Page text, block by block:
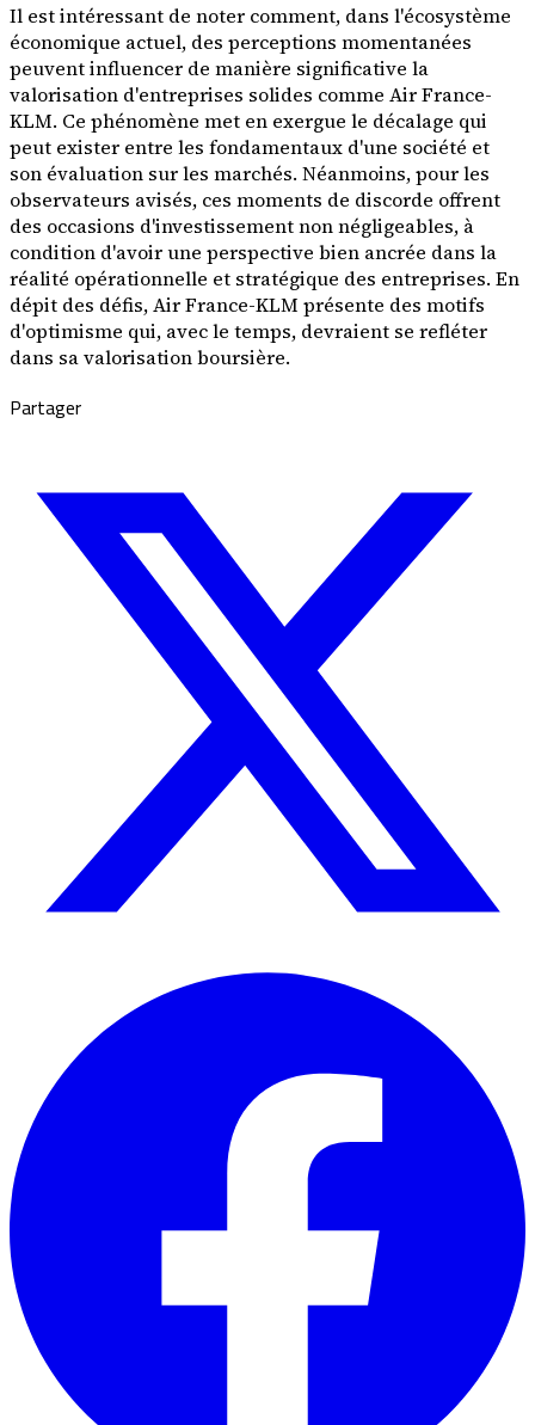
Il est intéressant de noter comment, dans l'écosystème
économique actuel, des perceptions momentanées
peuvent influencer de manière significative la
valorisation d'entreprises solides comme Air France-
KLM. Ce phénomène met en exergue le décalage qui
peut exister entre les fondamentaux d'une société et
son évaluation sur les marchés. Néanmoins, pour les
observateurs avisés, ces moments de discorde offrent
des occasions d'investissement non négligeables, à
condition d'avoir une perspective bien ancrée dans la
réalité opérationnelle et stratégique des entreprises. En
dépit des défis, Air France-KLM présente des motifs
d'optimisme qui, avec le temps, devraient se refléter
dans sa valorisation boursière.
Partager